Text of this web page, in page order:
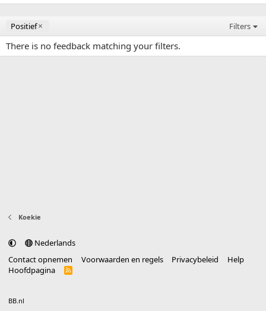
Positief Filters
There is no feedback matching your filters.
Koekie
Nederlands
Contact opnemen
Voorwaarden en regels Privacybeleid
Help
Hoofdpagina
R
BB.nl